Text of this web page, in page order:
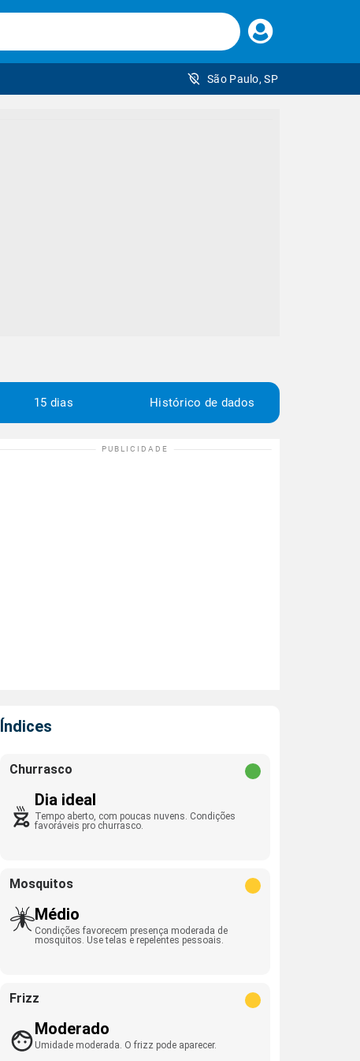
Faça
seu
São Paulo, SP
15 dias Histórico de dados
Índices
Churrasco
Dia ideal
Tempo aberto, com poucas nuvens. Condições
favoráveis pro churrasco.
Mosquitos
Médio
Condições favorecem presença moderada de
mosquitos. Use telas e repelentes pessoais.
Frizz
Moderado
Umidade moderada. O frizz pode aparecer.